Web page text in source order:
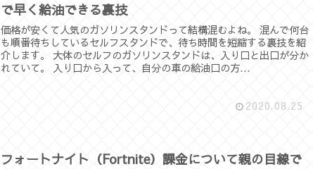
で早く給油できる裏技
価格が安くて人気のガソリンスタンドって結構混むよね。 混んで何台
も順番待ちしているセルフスタンドで、待ち時間を短縮する裏技を紹
介します。 大体のセルフのガソリンスタンドは、入り口と出口が分か
れていて。 入り口から入って、自分の車の給油口の方...
2020.08.25
フォートナイト（Fortnite）課金について親の目線で